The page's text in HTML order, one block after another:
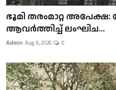
ഭൂമി തരംമാറ്റ
ആവർത്തിച്ച് ലംഘിച...
Admin Aug 6, 2026 0